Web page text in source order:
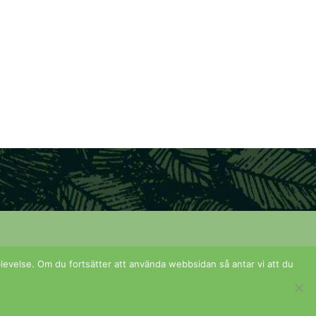
Om du fortsätter att använda webbsidan så antar vi att du